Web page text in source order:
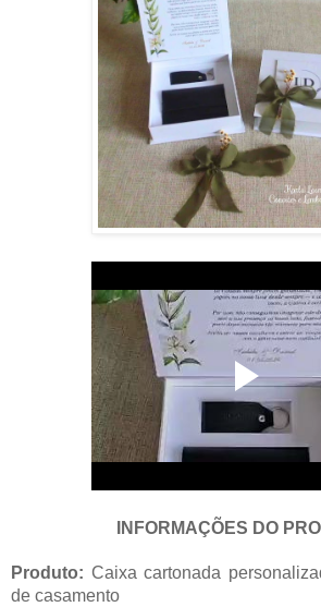
INFORMAÇÕES DO
Produto: Caixa cartonada
de casamento